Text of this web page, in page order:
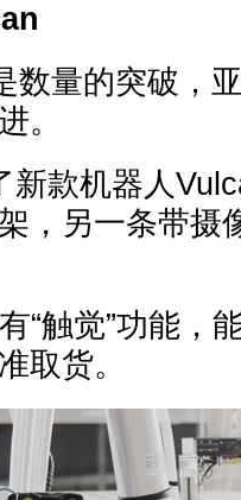
数量的突破，
。
新款机器人
，另一条带摄
“触觉”功能，
取货。